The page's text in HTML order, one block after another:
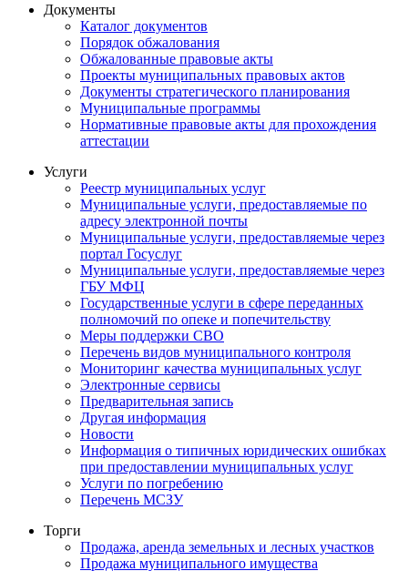
Документы
Каталог документов
Порядок обжалования
Обжалованные правовые акты
Проекты муниципальных правовых актов
Документы стратегического планирования
Муниципальные программы
Нормативные правовые акты для прохождения
аттестации
Услуги
Реестр муниципальных услуг
Муниципальные услуги, предоставляемые по
адресу электронной почты
Муниципальные услуги, предоставляемые через
портал Госуслуг
Муниципальные услуги, предоставляемые через
ГБУ МФЦ
Государственные услуги в сфере переданных
полномочий по опеке и попечительству
Меры поддержки СВО
Перечень видов муниципального контроля
Мониторинг качества муниципальных услуг
Электронные сервисы
Предварительная запись
Другая информация
Новости
Информация о типичных юридических ошибках
при предоставлении муниципальных услуг
Услуги по погребению
Перечень МСЗУ
Торги
Продажа, аренда земельных и лесных участков
Продажа муниципального имущества